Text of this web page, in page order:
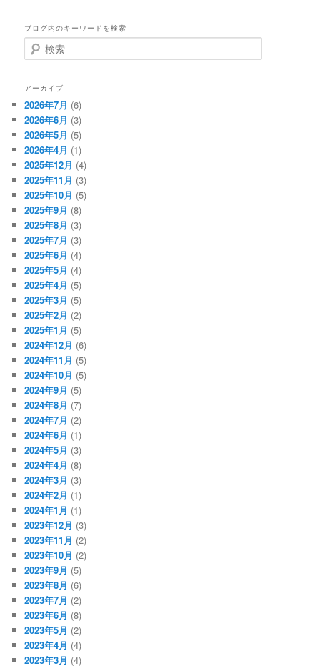
ブログ内のキーワードを検索
検
索
アーカイブ
2026年7月 (6)
2026年6月 (3)
2026年5月 (5)
2026年4月 (1)
2025年12月 (4)
2025年11月 (3)
2025年10月 (5)
2025年9月 (8)
2025年8月 (3)
2025年7月 (3)
2025年6月 (4)
2025年5月 (4)
2025年4月 (5)
2025年3月 (5)
2025年2月 (2)
2025年1月 (5)
2024年12月 (6)
2024年11月 (5)
2024年10月 (5)
2024年9月 (5)
2024年8月 (7)
2024年7月 (2)
2024年6月 (1)
2024年5月 (3)
2024年4月 (8)
2024年3月 (3)
2024年2月 (1)
2024年1月 (1)
2023年12月 (3)
2023年11月 (2)
2023年10月 (2)
2023年9月 (5)
2023年8月 (6)
2023年7月 (2)
2023年6月 (8)
2023年5月 (2)
2023年4月 (4)
2023年3月 (4)